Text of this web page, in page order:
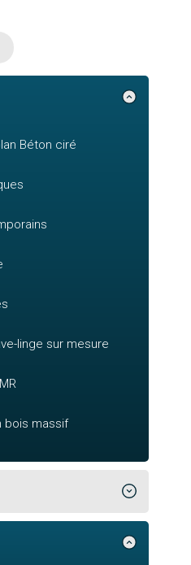
Béton ciré
linge sur mesure
bois massif